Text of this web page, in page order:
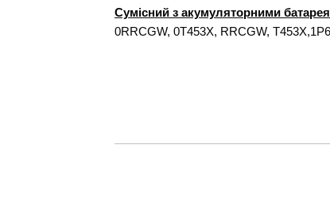
Сумісний з акумуляторними
0RRCGW, 0T453X, RRCGW,